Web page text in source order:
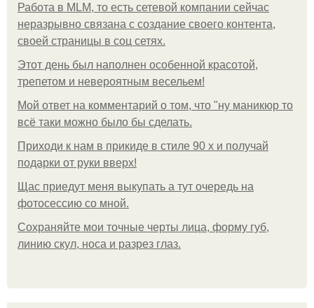
Работа в MLM, то есть сетевой компании сейчас
неразрывно связана с создание своего контента,
своей страницы в соц сетях.
Этот день был наполнен особенной красотой,
трепетом и невероятным весельем!
Мой ответ на комментарий о том, что "ну маникюр то
всё таки можно было бы сделать.
Приходи к нам в прикиде в стиле 90 х и получай
подарки от руки вверх!
Щас приедут меня выкупать а тут очередь на
фотосессию со мной.
Сохраняйте мои точные черты лица, форму губ,
линию скул, носа и разрез глаз.